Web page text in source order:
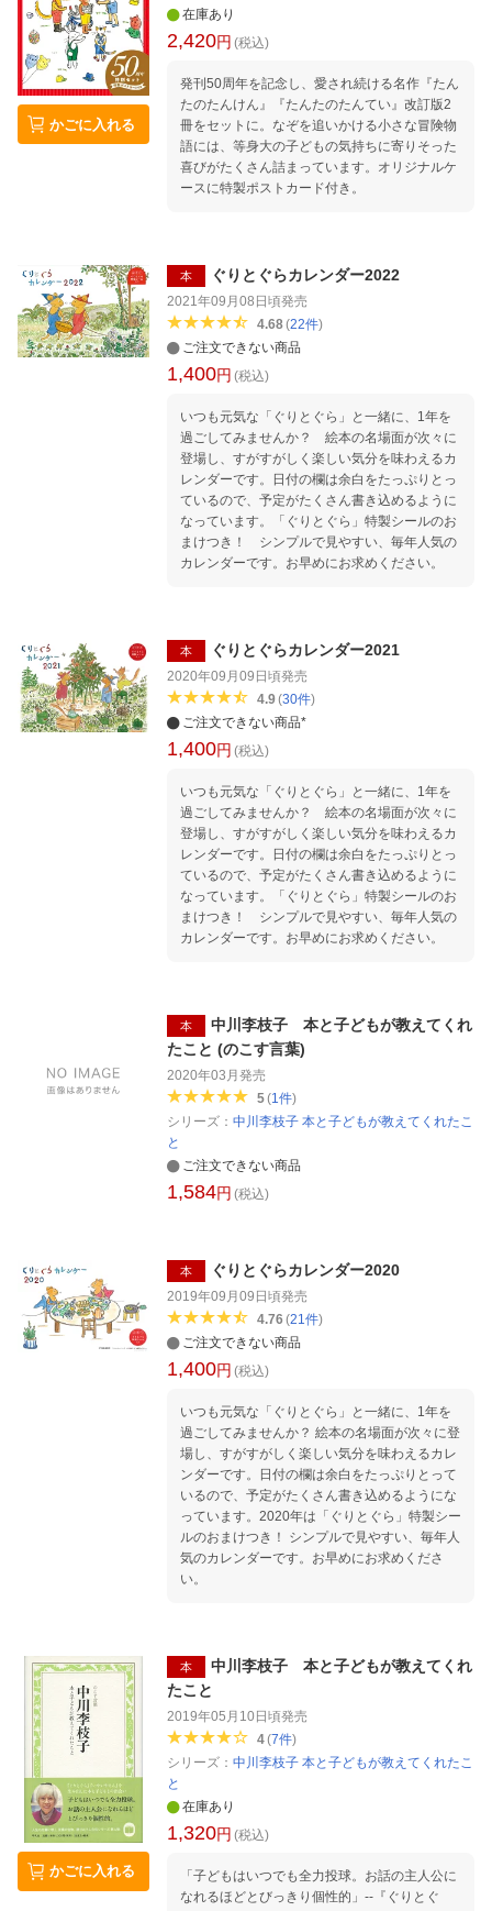
かごに入れる
在庫あり
2,420円 (税込)
発刊50周年を記念し、愛され続ける名作『たん
たのたんけん』『たんたのたんてい』改訂版2
冊をセットに。なぞを追いかける小さな冒険物
語には、等身大の子どもの気持ちに寄りそった
喜びがたくさん詰まっています。オリジナルケ
ースに特製ポストカード付き。
本 ぐりとぐらカレンダー2022
2021年09月08日頃発売
4.68(22件)
ご注文できない商品
1,400円 (税込)
いつも元気な「ぐりとぐら」と一緒に、1年を
過ごしてみませんか？ 絵本の名場面が次々に
登場し、すがすがしく楽しい気分を味わえるカ
レンダーです。日付の欄は余白をたっぷりとっ
ているので、予定がたくさん書き込めるように
なっています。「ぐりとぐら」特製シールのお
まけつき！ シンプルで見やすい、毎年人気の
カレンダーです。お早めにお求めください。
本 ぐりとぐらカレンダー2021
2020年09月09日頃発売
4.9(30件)
ご注文できない商品*
1,400円 (税込)
いつも元気な「ぐりとぐら」と一緒に、1年を
過ごしてみませんか？ 絵本の名場面が次々に
登場し、すがすがしく楽しい気分を味わえるカ
レンダーです。日付の欄は余白をたっぷりとっ
ているので、予定がたくさん書き込めるように
なっています。「ぐりとぐら」特製シールのお
まけつき！ シンプルで見やすい、毎年人気の
カレンダーです。お早めにお求めください。
本
中川李枝子 本と子どもが教えてくれ
たこと (のこす言葉)
2020年03月発売
5(1件)
シリーズ： 中川李枝子 本と子どもが教えてくれたこ
と
ご注文できない商品
1,584円 (税込)
本 ぐりとぐらカレンダー2020
2019年09月09日頃発売
4.76 (21件)
ご注文できない商品
1,400円 (税込)
いつも元気な「ぐりとぐら」と一緒に、1年を
過ごしてみませんか？ 絵本の名場面が次々に登
場し、すがすがしく楽しい気分を味わえるカレ
ンダーです。日付の欄は余白をたっぷりとって
いるので、予定がたくさん書き込めるようにな
っています。2020年は「ぐりとぐら」特製シー
ルのおまけつき！ シンプルで見やすい、毎年人
気のカレンダーです。お早めにお求めくださ
い。
かごに入れる
本
中川李枝子 本と子どもが教えてくれ
たこと
2019年05月10日頃発売
4(7件)
シリーズ： 中川李枝子 本と子どもが教えてくれたこ
と
在庫あり
1,320円 (税込)
「子どもはいつでも全力投球。お話の主人公に
なれるほどとびっきり個性的」--『ぐりとぐ